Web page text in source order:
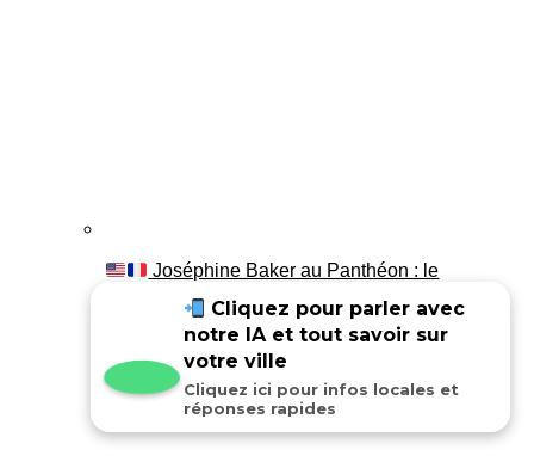
Joséphine Baker au Panthéon : le
Cliquez pour parler avec
notre IA et tout savoir sur
votre ville
Cliquez ici pour infos locales et
réponses rapides